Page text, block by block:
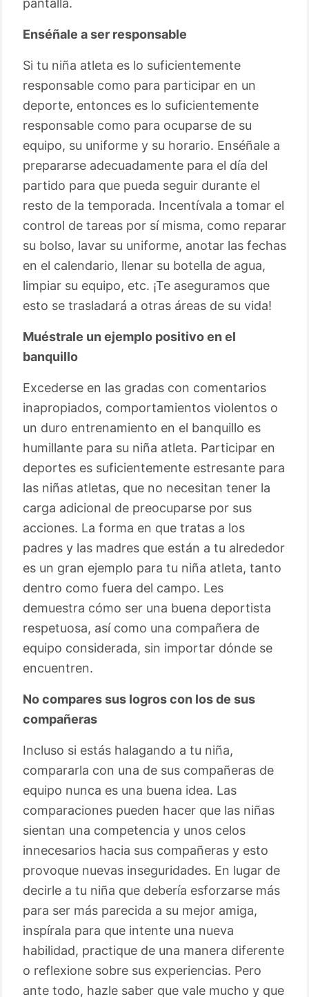
pantalla.
Enséñale a ser responsable
Si tu niña atleta es lo suficientemente
responsable como para participar en un
deporte, entonces es lo suficientemente
responsable como para ocuparse de su
equipo, su uniforme y su horario. Enséñale a
prepararse adecuadamente para el día del
partido para que pueda seguir durante el
resto de la temporada. Incentívala a tomar el
control de tareas por sí misma, como reparar
su bolso, lavar su uniforme, anotar las fechas
en el calendario, llenar su botella de agua,
limpiar su equipo, etc. ¡Te aseguramos que
esto se trasladará a otras áreas de su vida!
Muéstrale un ejemplo positivo en el
banquillo
Excederse en las gradas con comentarios
inapropiados, comportamientos violentos o
un duro entrenamiento en el banquillo es
humillante para su niña atleta. Participar en
deportes es suficientemente estresante para
las niñas atletas, que no necesitan tener la
carga adicional de preocuparse por sus
acciones. La forma en que tratas a los
padres y las madres que están a tu alrededor
es un gran ejemplo para tu niña atleta, tanto
dentro como fuera del campo. Les
demuestra cómo ser una buena deportista
respetuosa, así como una compañera de
equipo considerada, sin importar dónde se
encuentren.
No compares sus logros con los de sus
compañeras
Incluso si estás halagando a tu niña,
compararla con una de sus compañeras de
equipo nunca es una buena idea. Las
comparaciones pueden hacer que las niñas
sientan una competencia y unos celos
innecesarios hacia sus compañeras y esto
provoque nuevas inseguridades. En lugar de
decirle a tu niña que debería esforzarse más
para ser más parecida a su mejor amiga,
inspírala para que intente una nueva
habilidad, practique de una manera diferente
o reflexione sobre sus experiencias. Pero
ante todo, hazle saber que vale mucho y que